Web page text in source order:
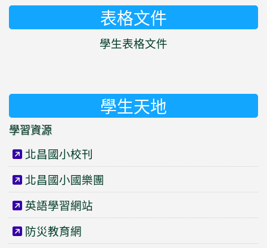
表格文件
學生表格文件
學生天地
學習資源
北昌國小校刊
北昌國小國樂團
英語學習網站
防災教育網